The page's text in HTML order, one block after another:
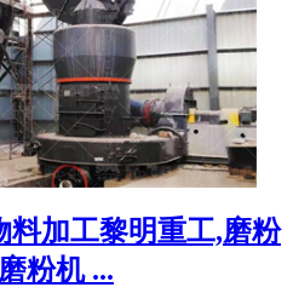
料加工黎明重工,磨粉
粉机 ...